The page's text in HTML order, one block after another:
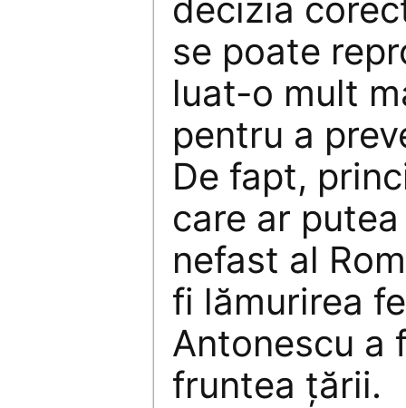
decizia
se poate
luat-o mult
pentru a
De fapt,
care ar
nefast al
fi lămurirea
Antonescu a
fruntea ţării.